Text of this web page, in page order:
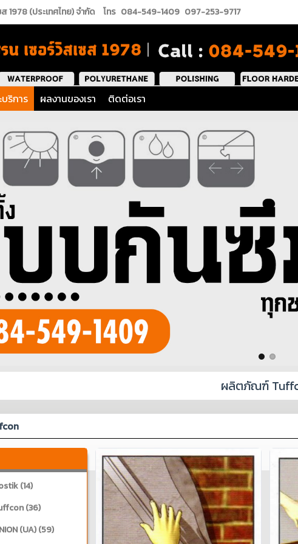
1978 (ประเทศไทย) จำกัด โทร 084-549-1409 097-253-9717
ริการ ผลงานของเรา ติดต่อเรา
ผลิตภัณฑ์
(14)
(36)
(UA) (59)